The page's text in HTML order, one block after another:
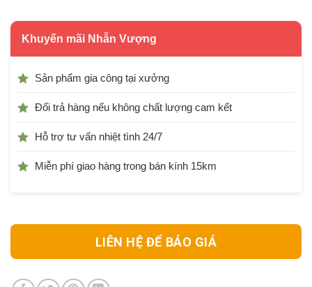
Khuyến mãi Nhẫn Vượng
Sản phẩm gia công tại xưởng
Đổi trả hàng nếu không chất lượng cam kết
Hỗ trợ tư vấn nhiệt tình 24/7
Miễn phí giao hàng trong bán kính 15km
LIÊN HỆ ĐỂ BÁO GIÁ